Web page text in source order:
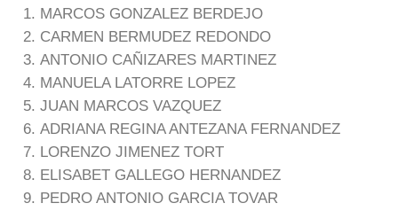
MARCOS GONZALEZ BERDEJO
CARMEN BERMUDEZ REDONDO
ANTONIO CAÑIZARES MARTINEZ
MANUELA LATORRE LOPEZ
JUAN MARCOS VAZQUEZ
ADRIANA REGINA ANTEZANA FERNANDEZ
LORENZO JIMENEZ TORT
ELISABET GALLEGO HERNANDEZ
PEDRO ANTONIO GARCIA TOVAR